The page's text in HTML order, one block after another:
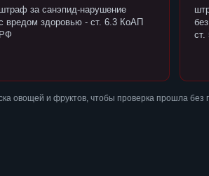
штраф за санэпид-нарушение
вредом здоровью - ст. 6.3 КоАП
РФ
овощей и фруктов, чтобы проверка прошла